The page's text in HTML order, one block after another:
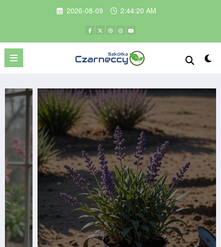
2026-08-09 2:44:22 AM